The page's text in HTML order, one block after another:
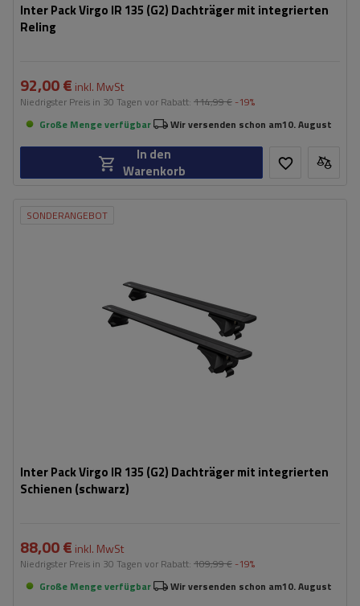
Inter Pack Virgo IR 135 (G2) Dachträger mit integrierten
Reling
92,00 € inkl. MwSt
Niedrigster Preis in 30 Tagen vor Rabatt: 114,99 € -19%
Große Menge verfügbar
Wir versenden schon am10. August
In den
Warenkorb
SONDERANGEBOT
Inter Pack Virgo IR 135 (G2) Dachträger mit integrierten
Schienen (schwarz)
88,00 € inkl. MwSt
Niedrigster Preis in 30 Tagen vor Rabatt: 109,99 € -19%
Große Menge verfügbar
Wir versenden schon am10. August